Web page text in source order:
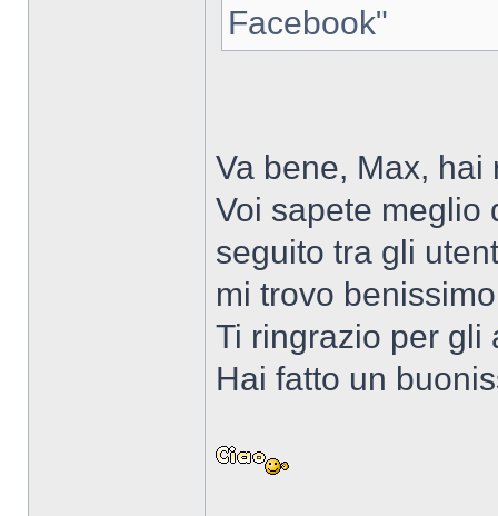
Facebook"
Va bene, Max, hai
Voi sapete meglio
seguito tra gli
mi trovo
Ti ringrazio per gli
Hai fatto un